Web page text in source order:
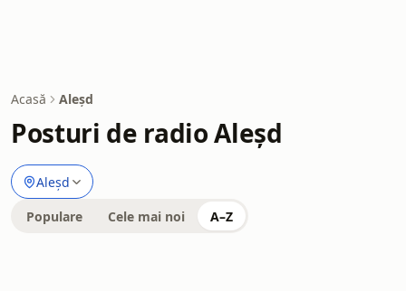
Acasă Aleșd
Posturi de radio Aleșd
Aleșd
Populare Cele mai noi A–Z